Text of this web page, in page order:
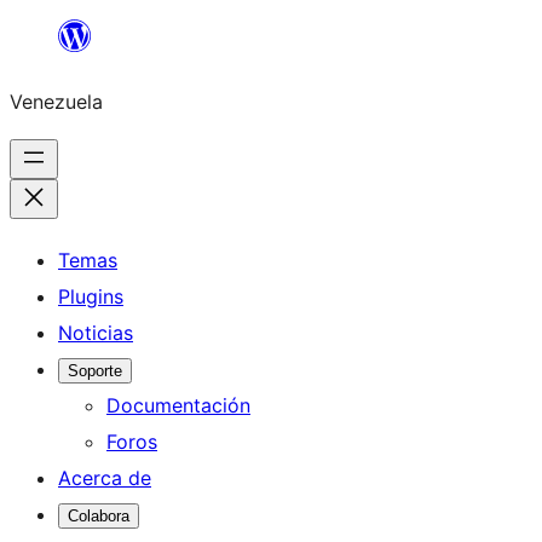
Saltar
contenido
Venezuela
Temas
Plugins
Noticias
Soporte
Documentación
Foros
Acerca de
Colabora